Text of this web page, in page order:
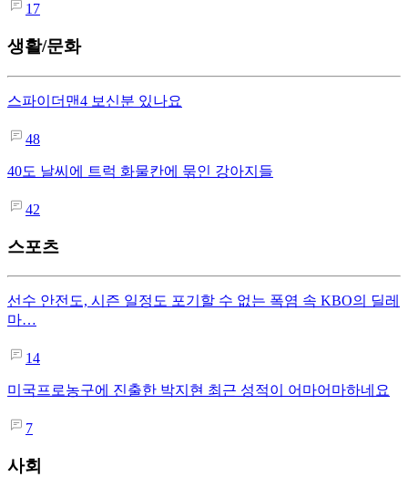
17
생활/문화
스파이더맨4 보신분 있나요
48
40도 날씨에 트럭 화물칸에 묶인 강아지들
42
스포츠
선수 안전도, 시즌 일정도 포기할 수 없는 폭염 속 KBO의 딜레
마…
14
미국프로농구에 진출한 박지현 최근 성적이 어마어마하네요
7
사회